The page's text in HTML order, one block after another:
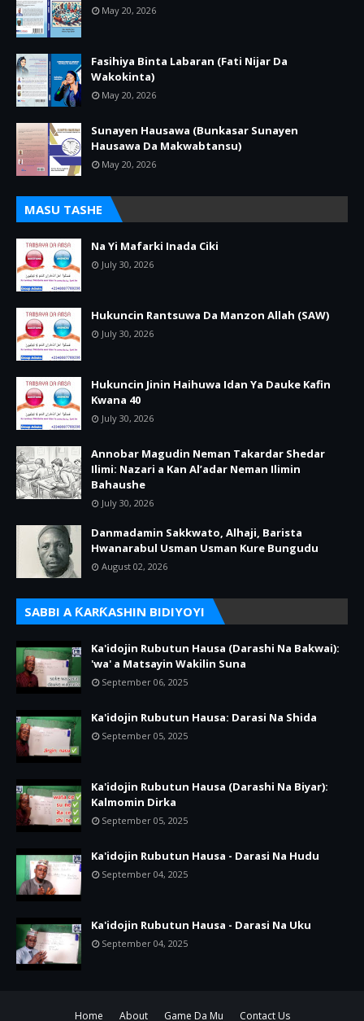
May 20, 2026
Fasihiya Binta Labaran (Fati Nijar Da
Wakokinta)
May 20, 2026
Sunayen Hausawa (Bunkasar Sunayen
Hausawa Da Makwabtansu)
May 20, 2026
MASU TASHE
Na Yi Mafarki Inada Ciki
July 30, 2026
Hukuncin Rantsuwa Da Manzon Allah (SAW)
July 30, 2026
Hukuncin Jinin Haihuwa Idan Ya Dauke Kafin
Kwana 40
July 30, 2026
Annobar Magudin Neman Takardar Shedar
Ilimi: Nazari a Kan Al’adar Neman Ilimin
Bahaushe
July 30, 2026
Danmadamin Sakkwato, Alhaji, Barista
Hwanarabul Usman Usman Kure Bungudu
August 02, 2026
SABBI A ƘARƘASHIN BIDIYOYI
Ka'idojin Rubutun Hausa (Darashi Na Bakwai):
'wa' a Matsayin Wakilin Suna
September 06, 2025
Ka'idojin Rubutun Hausa: Darasi Na Shida
September 05, 2025
Ka'idojin Rubutun Hausa (Darashi Na Biyar):
Kalmomin Dirka
September 05, 2025
Ka'idojin Rubutun Hausa - Darasi Na Hudu
September 04, 2025
Ka'idojin Rubutun Hausa - Darasi Na Uku
September 04, 2025
Home About Game Da Mu Contact Us